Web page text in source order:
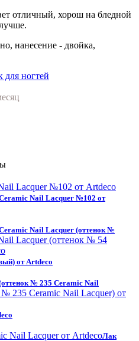
отличный, хорош на бледной
нанесение - двойка,
для ногтей
Nail Lacquer №102 от
Nail Lacquer (оттенок №
от Artdeco
№ 235 Ceramic Nail
Лак